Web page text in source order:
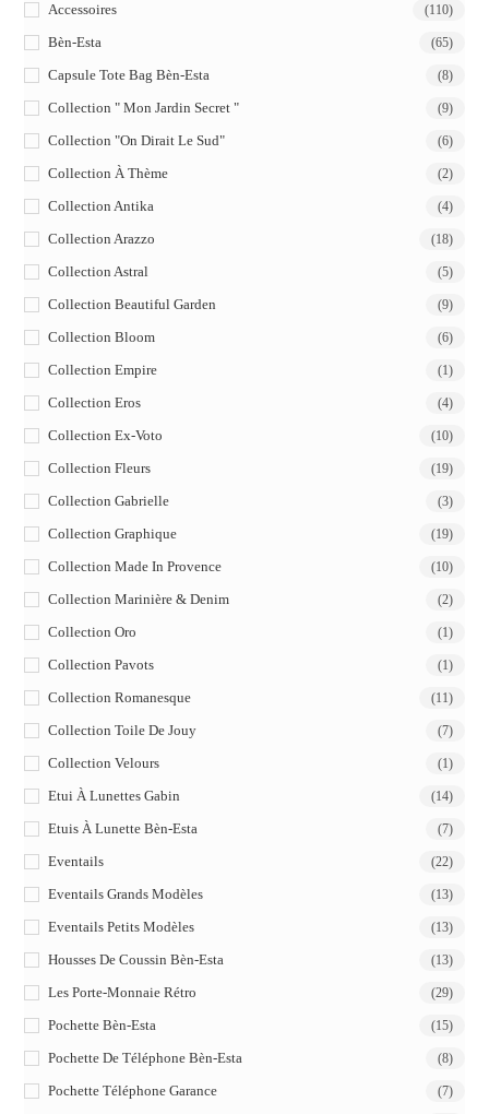
Accessoires (110)
Bèn-Esta (65)
Capsule Tote Bag Bèn-Esta (8)
Collection " Mon Jardin Secret " (9)
Collection "On Dirait Le Sud" (6)
Collection À Thème (2)
Collection Antika (4)
Collection Arazzo (18)
Collection Astral (5)
Collection Beautiful Garden (9)
Collection Bloom (6)
Collection Empire (1)
Collection Eros (4)
Collection Ex-Voto (10)
Collection Fleurs (19)
Collection Gabrielle (3)
Collection Graphique (19)
Collection Made In Provence (10)
Collection Marinière & Denim (2)
Collection Oro (1)
Collection Pavots (1)
Collection Romanesque (11)
Collection Toile De Jouy (7)
Collection Velours (1)
Etui À Lunettes Gabin (14)
Etuis À Lunette Bèn-Esta (7)
Eventails (22)
Eventails Grands Modèles (13)
Eventails Petits Modèles (13)
Housses De Coussin Bèn-Esta (13)
Les Porte-Monnaie Rétro (29)
Pochette Bèn-Esta (15)
Pochette De Téléphone Bèn-Esta (8)
Pochette Téléphone Garance (7)